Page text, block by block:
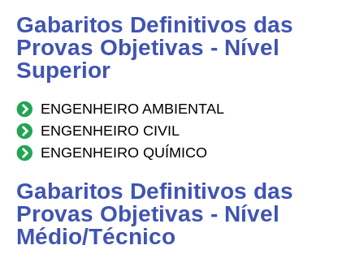
Gabaritos Definitivos das
Provas Objetivas - Nível
Superior
ENGENHEIRO AMBIENTAL
ENGENHEIRO CIVIL
ENGENHEIRO QUÍMICO
Gabaritos Definitivos das
Provas Objetivas - Nível
Médio/Técnico